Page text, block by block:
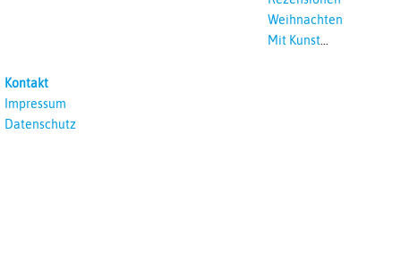
Weihnachten
Mit Kunst
Kontakt
Impressum
Datenschutz